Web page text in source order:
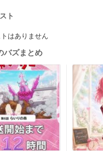
ト
はありません
バズまとめ